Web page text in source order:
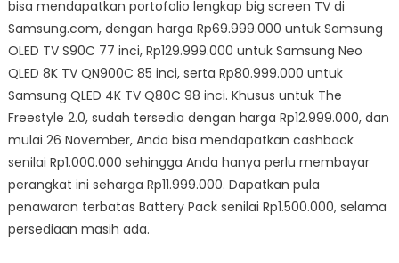
bisa mendapatkan portofolio lengkap big screen TV di
Samsung.com, dengan harga Rp69.999.000 untuk Samsung
OLED TV S90C 77 inci, Rp129.999.000 untuk Samsung Neo
QLED 8K TV QN900C 85 inci, serta Rp80.999.000 untuk
Samsung QLED 4K TV Q80C 98 inci. Khusus untuk The
Freestyle 2.0, sudah tersedia dengan harga Rp12.999.000, dan
mulai 26 November, Anda bisa mendapatkan cashback
senilai Rp1.000.000 sehingga Anda hanya perlu membayar
perangkat ini seharga Rp11.999.000. Dapatkan pula
penawaran terbatas Battery Pack senilai Rp1.500.000, selama
persediaan masih ada.